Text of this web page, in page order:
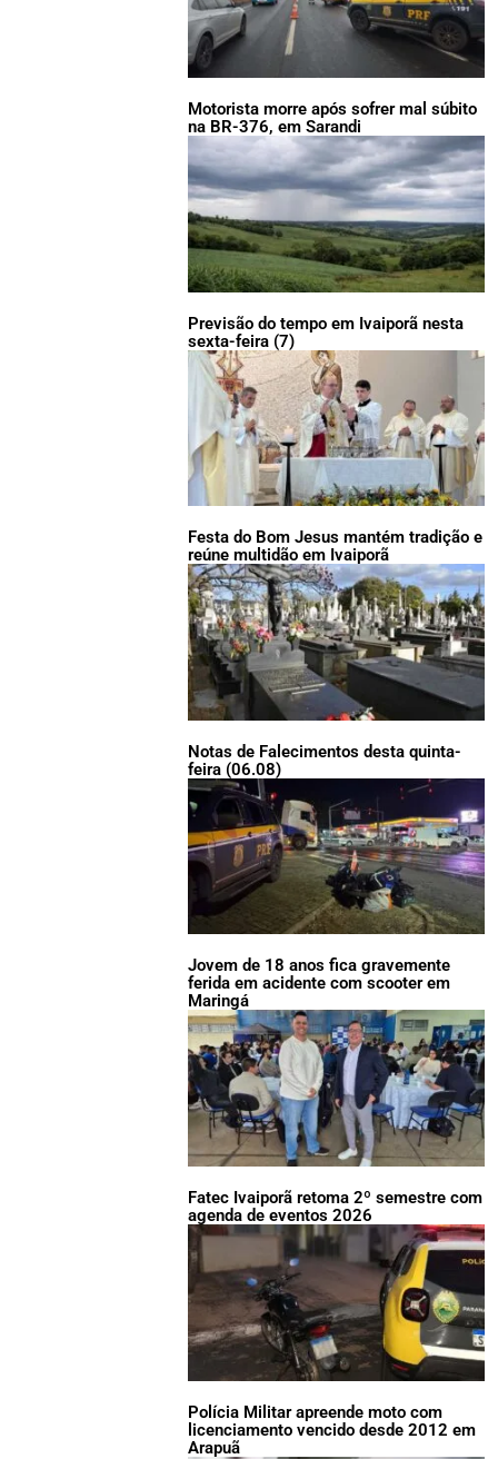
Motorista morre após sofrer mal súbito
na BR-376, em Sarandi
Previsão do tempo em Ivaiporã nesta
sexta-feira (7)
Festa do Bom Jesus mantém tradição e
reúne multidão em Ivaiporã
Notas de Falecimentos desta quinta-
feira (06.08)
Jovem de 18 anos fica gravemente
ferida em acidente com scooter em
Maringá
Fatec Ivaiporã retoma 2º semestre com
agenda de eventos 2026
Polícia Militar apreende moto com
licenciamento vencido desde 2012 em
Arapuã